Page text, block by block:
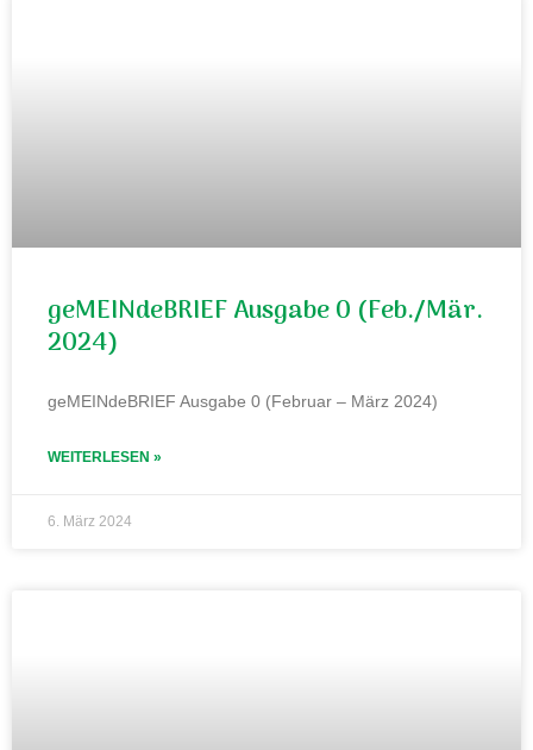
geMEINdeBRIEF Ausgabe 0 (Feb./Mär.
2024)
geMEINdeBRIEF Ausgabe 0 (Februar – März 2024)
WEITERLESEN »
6. März 2024